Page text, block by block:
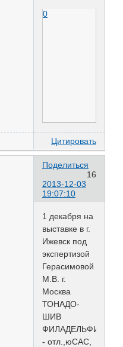
0
Цитировать
Поделиться
16
2013-12-03
19:07:10
1 декабря на
выставке в г.
Ижевск под
экспертизой
Герасимовой
М.В. г.
Москва
ТОНАДО-
ШИВ
ФИЛАДЕЛЬФИЯ
- отл.,юСАС,